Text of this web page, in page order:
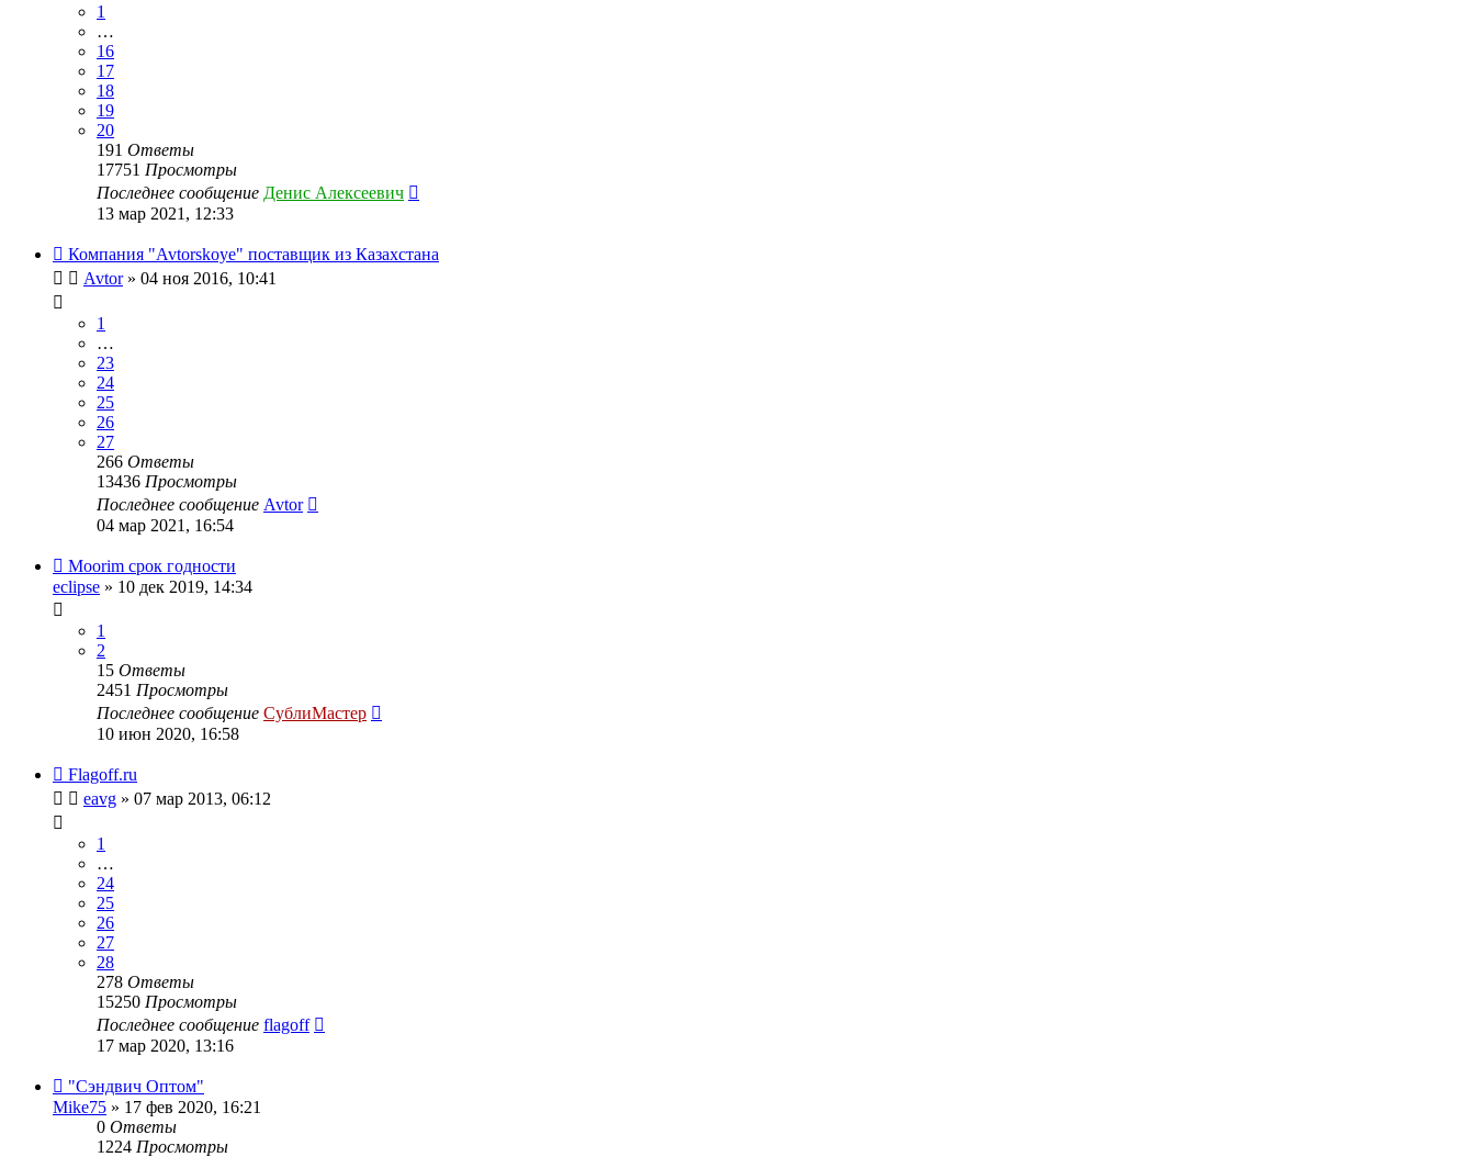
1
…
16
17
18
19
20
191 Ответы
17751 Просмотры
Последнее сообщение Денис Алексеевич
13 мар 2021, 12:33
Компания "Avtorskoye" поставщик из Казахстана
Avtor» 04 ноя 2016, 10:41
1
…
23
24
25
26
27
266 Ответы
13436 Просмотры
Последнее сообщение Avtor
04 мар 2021, 16:54
Moorim срок годности
eclipse » 10 дек 2019, 14:34
1
2
15 Ответы
2451 Просмотры
Последнее сообщение СублиМастер
10 июн 2020, 16:58
Flagoff.ru
eavg » 07 мар 2013, 06:12
1
…
24
25
26
27
28
278 Ответы
15250 Просмотры
Последнее сообщение flagoff
17 мар 2020, 13:16
"Сэндвич Оптом"
Mike75 » 17 фев 2020, 16:21
0 Ответы
1224 Просмотры